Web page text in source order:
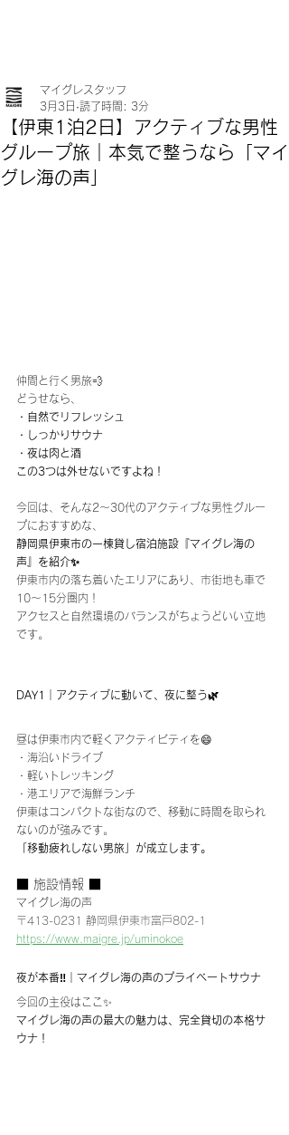
【伊東1泊2日】アクティブな男性
グループ旅｜本気で整うなら「マイ
グレ海の声」
マイグレスタッフ
3月3日 読了時間: 3分
仲間と行く男旅💨
どうせなら、
・自然でリフレッシュ
・しっかりサウナ
・夜は肉と酒
この3つは外せないですよね！
今回は、そんな2〜30代のアクティブな男性グルー
プにおすすめな、
静岡県伊東市の一棟貸し宿泊施設『マイグレ海の
声』を紹介✨
伊東市内の落ち着いたエリアにあり、市街地も車で
10〜15分圏内！
アクセスと自然環境のバランスがちょうどいい立地
です。
DAY1｜アクティブに動いて、夜に整う🌿
昼は伊東市内で軽くアクティビティを😄
・海沿いドライブ
・軽いトレッキング
・港エリアで海鮮ランチ
伊東はコンパクトな街なので、移動に時間を取られ
ないのが強みです。
「移動疲れしない男旅」が成立します。
■ 施設情報 ■
マイグレ海の声
〒413-0231 静岡県伊東市富戸802-1
https://www.maigre.jp/uminokoe
夜が本番‼️｜マイグレ海の声のプライベートサウナ
今回の主役はここ✨
マイグレ海の声の最大の魅力は、完全貸切の本格サ
ウナ！